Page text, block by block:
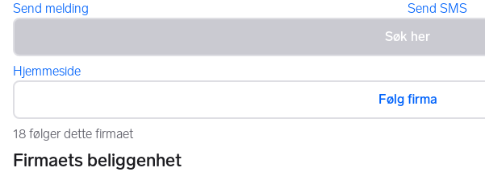
Send melding
Send SMS
Hjemmeside
Følg firma
18 følger dette firmaet
Firmaets beliggenhet